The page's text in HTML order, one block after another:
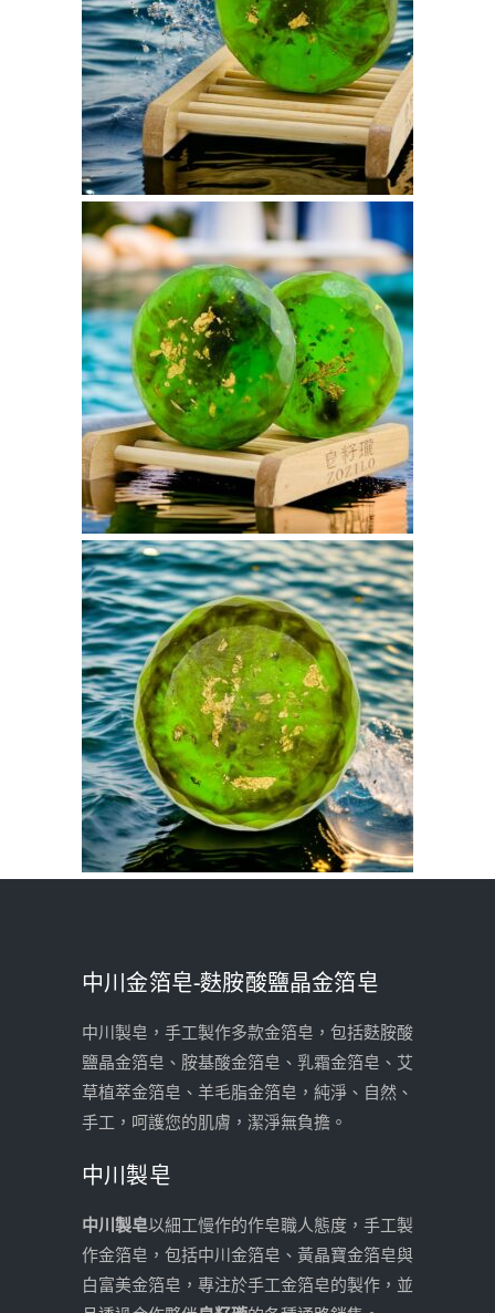
中川金箔皂-麩胺酸鹽晶金箔皂
中川製皂，手工製作多款金箔皂，包括麩胺酸
鹽晶金箔皂、胺基酸金箔皂、乳霜金箔皂、艾
草植萃金箔皂、羊毛脂金箔皂，純淨、自然、
手工，呵護您的肌膚，潔淨無負擔。
中川製皂
中川製皂以細工慢作的作皂職人態度，手工製
作金箔皂，包括中川金箔皂、黃晶寶金箔皂與
白富美金箔皂，專注於手工金箔皂的製作，並